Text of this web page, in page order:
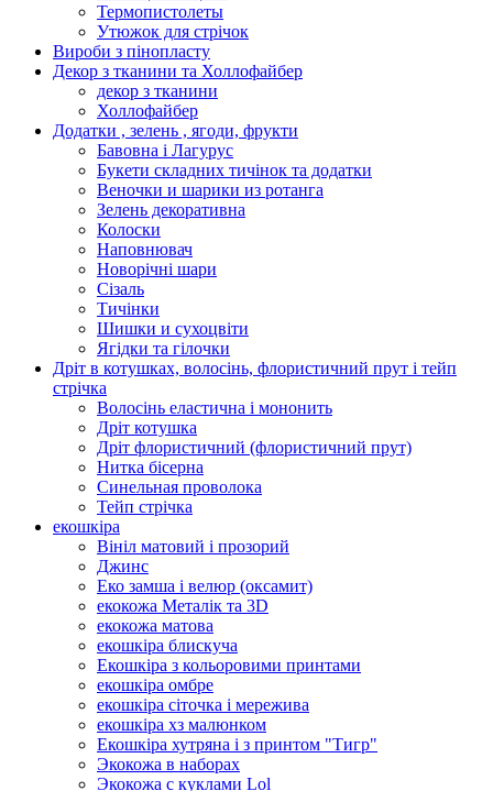
Термопистолеты
Утюжок для стрічок
Вироби з пінопласту
Декор з тканини та Холлофайбер
декор з тканини
Холлофайбер
Додатки , зелень , ягоди, фрукти
Бавовна і Лагурус
Букети складних тичінок та додатки
Веночки и шарики из ротанга
Зелень декоративна
Колоски
Наповнювач
Новорічні шари
Сізаль
Тичінки
Шишки и сухоцвіти
Ягідки та гілочки
Дріт в котушках, волосінь, флористичний прут і тейп
стрічка
Волосінь еластична і мононить
Дріт котушка
Дріт флористичний (флористичний прут)
Нитка бісерна
Синельная проволока
Тейп стрічка
екошкіра
Вініл матовий і прозорий
Джинс
Еко замша і велюр (оксамит)
екокожа Металік та 3D
екокожа матова
екошкіра блискуча
Екошкіра з кольоровими принтами
екошкіра омбре
екошкіра сіточка і мережива
екошкіра хз малюнком
Екошкіра хутряна і з принтом "Тигр"
Экокожа в наборах
Экокожа с куклами Lol